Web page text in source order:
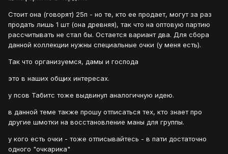
Стоит она (говорят) 25п - но те, кто ее продает, могут за раз
продать лишь 1 шт (она древняя), так что на оптовую партию
рассчитывать не стал бы. Остается вариант два. Для сбора
данной коллекции нужны специальные очки (у меня есть).
Так что организуемся, дамы и господа
это в наших общих интересах.
у псов Табитс тоже выдвинул аналогичную идею.
в данной теме также прошу отписаться тех, кто знает про
другие шмотки на восстановление маны для группы.
у кого есть очки - тоже отписывайтесь - в пати достаточно
одного "очкарика"